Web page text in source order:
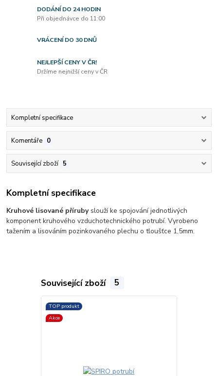
DODÁNÍ DO 24 HODIN
Při objednávce do 11:00
VRÁCENÍ DO 30 DNŮ
NEJLEPŠÍ CENY V ČR!
Držíme nejnižší ceny v ČR
Kompletní specifikace
Komentáře 0
Související zboží 5
Kompletní specifikace
Kruhové lisované přírubyslouží ke spojování jednotlivých
komponent kruhového vzduchotechnického potrubí. Vyrobeno
tažením a lisováním pozinkovaného plechu o tloušťce 1,5mm.
Související zboží 5
TOP produkt
Akce